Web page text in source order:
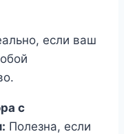
если ваш
с
Полезна, если